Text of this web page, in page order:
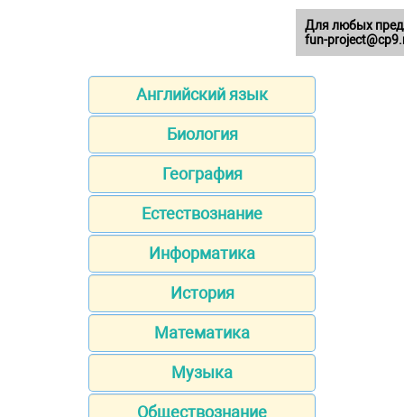
Английский язык
Биология
География
Естествознание
Информатика
История
Математика
Музыка
Обществознание
Для любых
fun-